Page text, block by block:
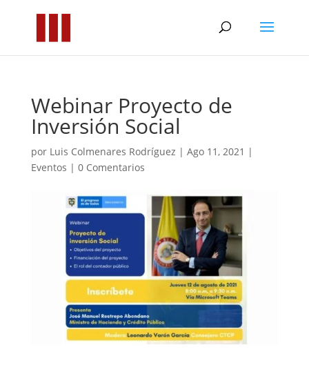
Webinar Proyecto de
Inversión Social
por Luis Colmenares Rodríguez | Ago 11, 2021 |
Eventos | 0 Comentarios